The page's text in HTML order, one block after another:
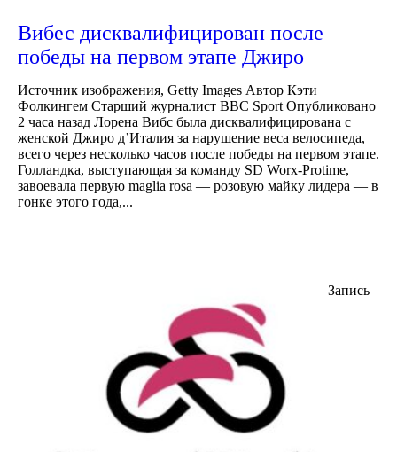
Вибес дисквалифицирован после
победы на первом этапе Джиро
Источник изображения, Getty Images Автор Кэти
Фолкингем Старший журналист BBC Sport Опубликовано
2 часа назад Лорена Вибс была дисквалифицирована с
женской Джиро д’Италия за нарушение веса велосипеда,
всего через несколько часов после победы на первом этапе.
Голландка, выступающая за команду SD Worx-Protime,
завоевала первую maglia rosa — розовую майку лидера — в
гонке этого года,...
Запись